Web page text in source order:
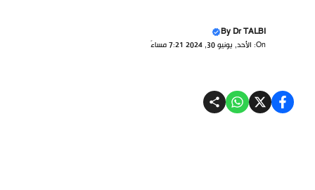
ByDr TALBI
On: الأحد, يونيو 30, 2024 7:21 مساءً